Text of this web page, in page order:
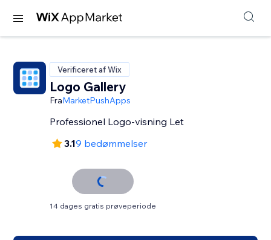
Verificeret af Wix
Logo Gallery
FraMarketPushApps
Professionel Logo-visning Let
3.19 bedømmelser
14 dages gratis prøveperiode